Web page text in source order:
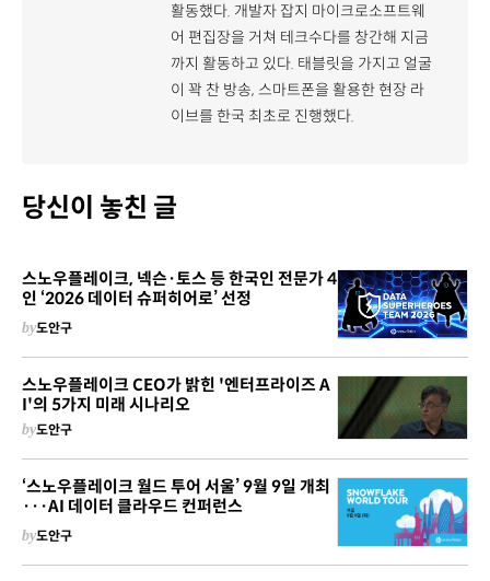
활동했다. 개발자 잡지 마이크로소프트웨
어 편집장을 거쳐 테크수다를 창간해 지금
까지 활동하고 있다. 태블릿을 가지고 얼굴
이 꽉 찬 방송, 스마트폰을 활용한 현장 라
이브를 한국 최초로 진행했다.
당신이 놓친 글
스노우플레이크, 넥슨·토스 등 한국인 전문가 4
인 ‘2026 데이터 슈퍼히어로’ 선정
by도안구
스노우플레이크 CEO가 밝힌 '엔터프라이즈 A
I'의 5가지 미래 시나리오
by도안구
‘스노우플레이크 월드 투어 서울’ 9월 9일 개최
···AI 데이터 클라우드 컨퍼런스
by도안구